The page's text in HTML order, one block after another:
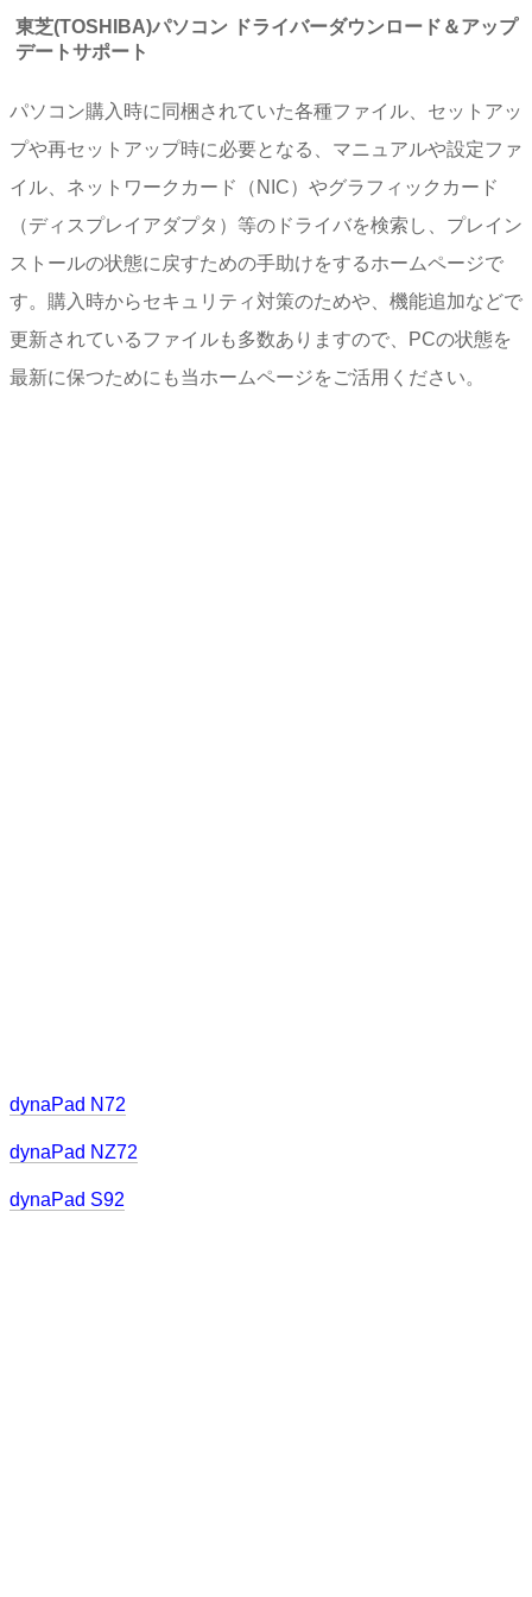
東芝(TOSHIBA)パソコン ドライバーダウンロード＆アップ
デートサポート
パソコン購入時に同梱されていた各種ファイル、セットアッ
プや再セットアップ時に必要となる、マニュアルや設定ファ
イル、ネットワークカード（NIC）やグラフィックカード
（ディスプレイアダプタ）等のドライバを検索し、プレイン
ストールの状態に戻すための手助けをするホームページで
す。購入時からセキュリティ対策のためや、機能追加などで
更新されているファイルも多数ありますので、PCの状態を
最新に保つためにも当ホームページをご活用ください。
dynaPad N72
dynaPad NZ72
dynaPad S92